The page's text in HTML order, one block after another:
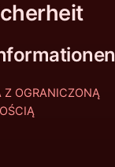
Z OGRANICZONĄ